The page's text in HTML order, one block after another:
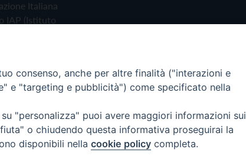
Italiana
IAP (Istituto
consenso, anche per altre finalità ("interazioni e
e "targeting e pubblicità") come specificato nella
"personalizza" puoi avere maggiori informazioni sui
o chiudendo questa informativa proseguirai la
disponibili nella cookie policy completa.